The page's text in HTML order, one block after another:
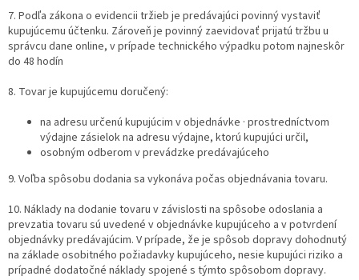
7. Podľa zákona o evidencii tržieb je predávajúci povinný vystaviť
kupujúcemu účtenku. Zároveň je povinný zaevidovať prijatú tržbu u
správcu dane online, v prípade technického výpadku potom najneskôr
do 48 hodín
8. Tovar je kupujúcemu doručený:
na adresu určenú kupujúcim v objednávke · prostredníctvom
výdajne zásielok na adresu výdajne, ktorú kupujúci určil,
osobným odberom v prevádzke predávajúceho
9. Voľba spôsobu dodania sa vykonáva počas objednávania tovaru.
10. Náklady na dodanie tovaru v závislosti na spôsobe odoslania a
prevzatia tovaru sú uvedené v objednávke kupujúceho a v potvrdení
objednávky predávajúcim. V prípade, že je spôsob dopravy dohodnutý
na základe osobitného požiadavky kupujúceho, nesie kupujúci riziko a
prípadné dodatočné náklady spojené s týmto spôsobom dopravy.